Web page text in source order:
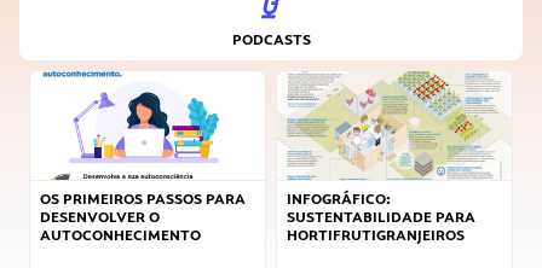
PODCASTS
OS PRIMEIROS PASSOS PARA
DESENVOLVER O
AUTOCONHECIMENTO
INFOGRÁFICO:
SUSTENTABILIDADE PARA
HORTIFRUTIGRANJEIROS